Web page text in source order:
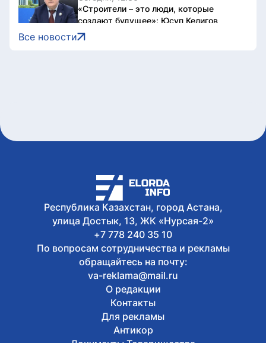
«Строители – это люди, которые
создают будущее»: Юсуп Келигов
поздравил с Днем строителя
Сегодня, 12:30
Сегодня, 10:00
Токаев поздравил Президента
Сингапура с Днем независимости
Все новости
Республика Казахстан, город Астана,
улица Достык, 13, ЖК «Нурсая-2»
+7 778 240 35 10
По вопросам сотрудничества и рекламы
обращайтесь на почту:
va-reklama@mail.ru
О редакции
Контакты
Для рекламы
Антикор